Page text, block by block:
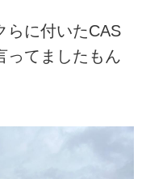
に付いたCAS
ってましたもん